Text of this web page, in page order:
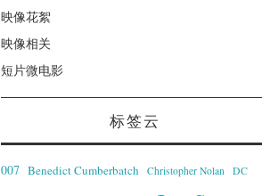
映像花絮
映像相关
短片微电影
标签云
007 Benedict Cumberbatch Christopher Nolan DC